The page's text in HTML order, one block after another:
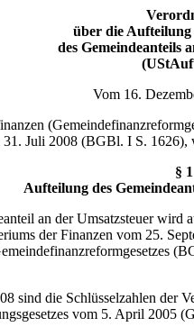
über die
des Gemeindeanteils
Vom 16.
31. Juli 2008 (BGBl. I S. 1626),
§ 1
Aufteilung des
an der Umsatzsteuer wird
der Finanzen vom 25.
sind die Schlüsselzahlen
vom 5. April 2005